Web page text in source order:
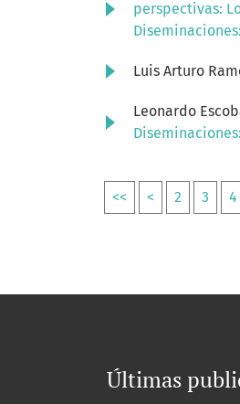
perspectivas:
Luis Arturo
Leonardo
<< < 2 3 4
Últimas